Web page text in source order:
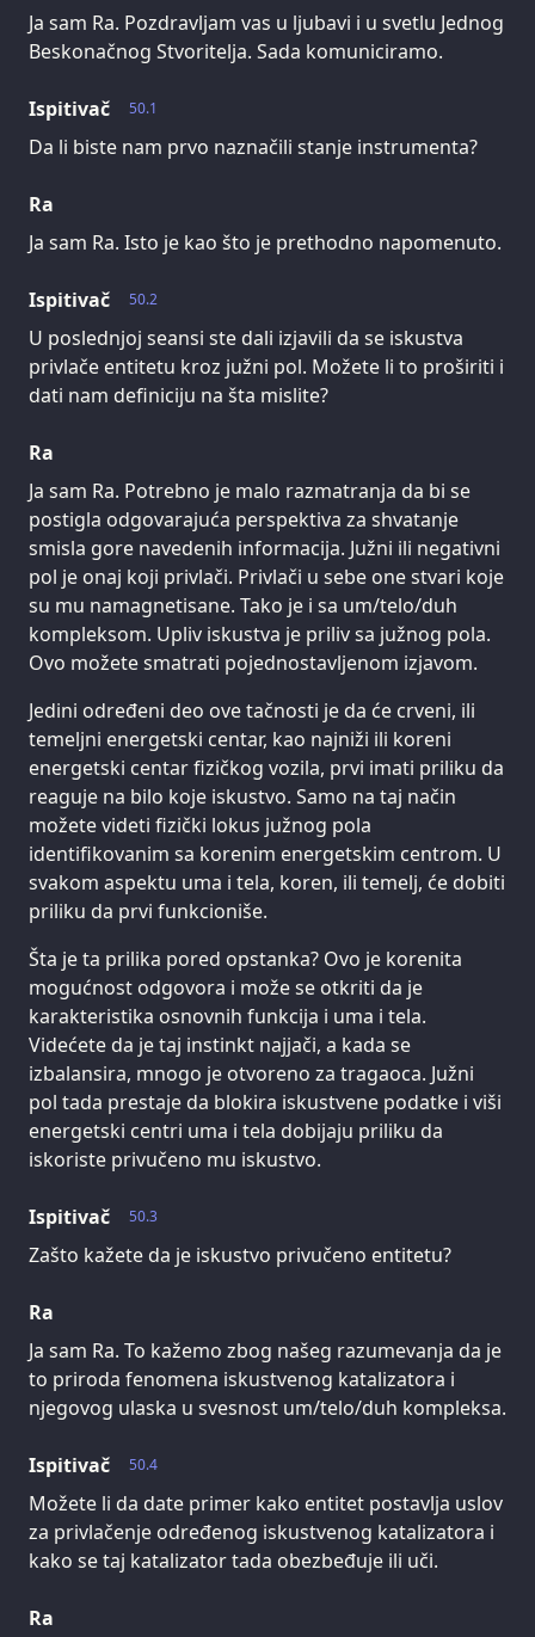
Ja sam Ra. Pozdravljam vas u ljubavi i u svetlu Jednog
Beskonačnog Stvoritelja. Sada komuniciramo.
50.1
Ispitivač
Da li biste nam prvo naznačili stanje instrumenta?
Ra
Ja sam Ra. Isto je kao što je prethodno napomenuto.
50.2
Ispitivač
U poslednjoj seansi ste dali izjavili da se iskustva
privlače entitetu kroz južni pol. Možete li to proširiti i
dati nam definiciju na šta mislite?
Ra
Ja sam Ra. Potrebno je malo razmatranja da bi se
postigla odgovarajuća perspektiva za shvatanje
smisla gore navedenih informacija. Južni ili negativni
pol je onaj koji privlači. Privlači u sebe one stvari koje
su mu namagnetisane. Tako je i sa um/telo/duh
kompleksom. Upliv iskustva je priliv sa južnog pola.
Ovo možete smatrati pojednostavljenom izjavom.
Jedini određeni deo ove tačnosti je da će crveni, ili
temeljni energetski centar, kao najniži ili koreni
energetski centar fizičkog vozila, prvi imati priliku da
reaguje na bilo koje iskustvo. Samo na taj način
možete videti fizički lokus južnog pola
identifikovanim sa korenim energetskim centrom. U
svakom aspektu uma i tela, koren, ili temelj, će dobiti
priliku da prvi funkcioniše.
Šta je ta prilika pored opstanka? Ovo je korenita
mogućnost odgovora i može se otkriti da je
karakteristika osnovnih funkcija i uma i tela.
Videćete da je taj instinkt najjači, a kada se
izbalansira, mnogo je otvoreno za tragaoca. Južni
pol tada prestaje da blokira iskustvene podatke i viši
energetski centri uma i tela dobijaju priliku da
iskoriste privučeno mu iskustvo.
50.3
Ispitivač
Zašto kažete da je iskustvo privučeno entitetu?
Ra
Ja sam Ra. To kažemo zbog našeg razumevanja da je
to priroda fenomena iskustvenog katalizatora i
njegovog ulaska u svesnost um/telo/duh kompleksa.
50.4
Ispitivač
Možete li da date primer kako entitet postavlja uslov
za privlačenje određenog iskustvenog katalizatora i
kako se taj katalizator tada obezbeđuje ili uči.
Ra